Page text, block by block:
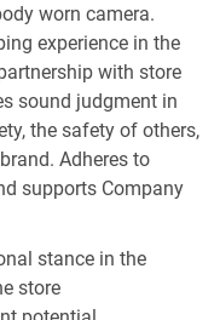
worn camera.
experience in the
with store
sound judgment in
the safety of others,
Adheres to
supports Company
stance in the
store